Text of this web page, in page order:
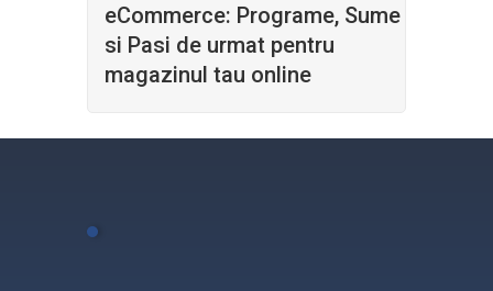
eCommerce: Programe, Sume
si Pasi de urmat pentru
magazinul tau online